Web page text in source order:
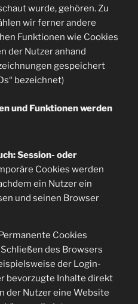
wurde, gehören. Zu
wir ferner andere
Funktionen wie Cookies
der Nutzer anhand
gespeichert
bezeichnet)
und Funktionen werden
Session- oder
Cookies werden
ein Nutzer ein
und seinen Browser
Cookies
des Browsers
der Login-
bevorzugte Inhalte direkt
der Nutzer eine Website